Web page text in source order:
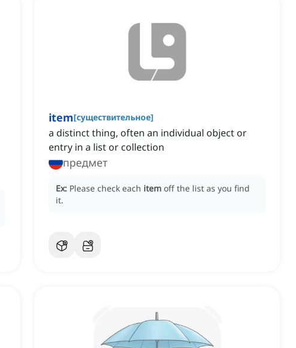
item[существительное]
a distinct thing, often an individual object or
entry in a list or collection
предмет
Ex: Please check each item off the list as you find
it.